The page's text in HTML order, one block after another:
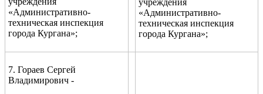
«Административно-
техническая инспекция
города Кургана»;
«Административно-
техническая инспекция
города Кургана»;
7. Гораев Сергей
Владимирович -